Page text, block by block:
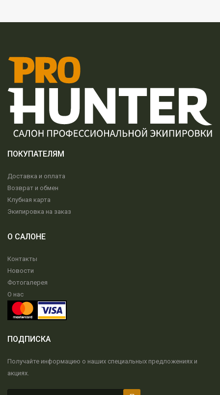
ПОКУПАТЕЛЯМ
Доставка и оплата
Возврат и обмен
Клубная карта
Экипировка на заказ
О САЛОНЕ
Контакты
Новости
Фотогалерея
О нас
ПОДПИСКА
Получайте информацию о наших специальных предложениях и
акциях.